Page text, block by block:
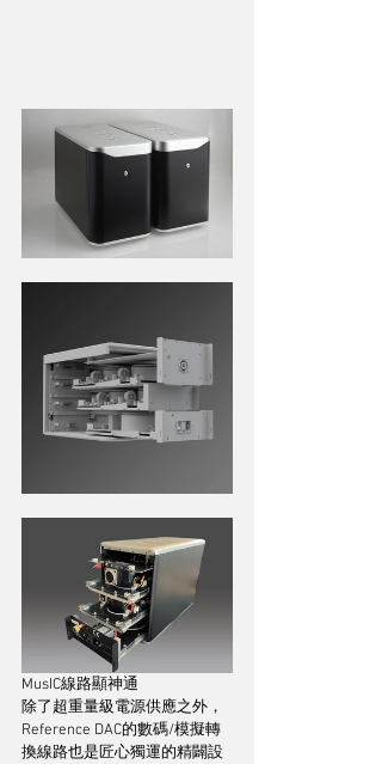
MusIC線路顯神通
除了超重量級電源供應之外，
Reference DAC的數碼/模擬轉
換線路也是匠心獨運的精闢設